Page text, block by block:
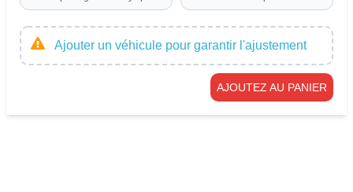
Ajouter un véhicule pour garantir l'ajustement
AJOUTEZ AU PANIER